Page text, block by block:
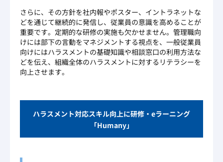
さらに、その方針を社内報やポスター、イントラネットな
どを通じて継続的に発信し、従業員の意識を高めることが
重要です。定期的な研修の実施も欠かせません。管理職向
けには部下の言動をマネジメントする視点を、一般従業員
向けにはハラスメントの基礎知識や相談窓口の利用方法な
どを伝え、組織全体のハラスメントに対するリテラシーを
向上させます。
ハラスメント対応スキル向上に研修・eラーニング
「Humany」